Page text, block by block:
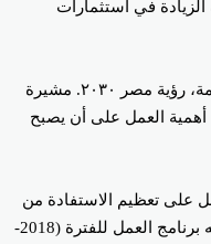
جنيه مقارنة بـ 81 مليار جنيه في 2017/2018 بنسبة زيادة 22%، لافتة إلى أن نسبة الزيادة في استثمارات
وأضافت وزيرة التخطيط أنه يتم العمل مع جهاز تحديث الصناعة على حصر الواردات للعمل على توطين الواردات، والإحلال المحلي لها، وزيادة الصادرات، في ضوء استراتيجية التنمية المستدامة، رؤية مصر ٢٠٣٠. مشيرة
الأجنبي، لافتة إلى أهمية العمل على أن يصبح
متوازيين هما العمل على تعظيم الاستفادة من
الثروة البشرية الحالية من خلال تنفيذ حزمة مختلفة من برامج التدريب وبناء القدرات، والتوسع في الاستثمار في البشر، في إطار سعي الحكومة لتحقيق الهدف الاستراتيجي الذي اشتمل عليه برنامج العمل للفترة (2018-